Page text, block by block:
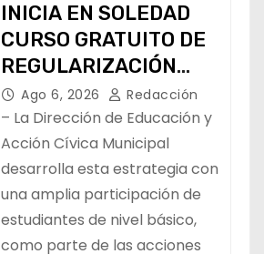
INICIA EN SOLEDAD
CURSO GRATUITO DE
REGULARIZACIÓN
ESCOLAR
Ago 6, 2026 Redacción
– La Dirección de Educación y
Acción Cívica Municipal
desarrolla esta estrategia con
una amplia participación de
estudiantes de nivel básico,
como parte de las acciones